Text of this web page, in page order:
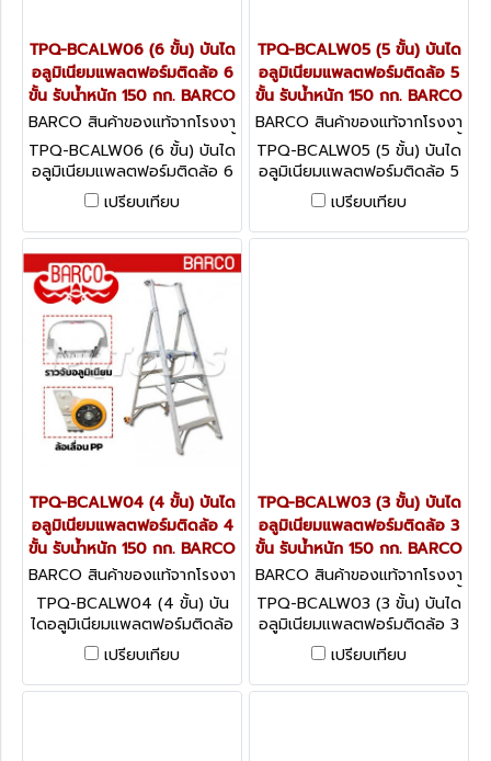
TPQ-BCALW06 (6 ขั้น) บันได
อลูมิเนียมแพลตฟอร์มติดล้อ 6
ขั้น รับน้ำหนัก 150 กก. BARCO
BARCO สินค้าของแท้จากโรงงา
นผู้ผลิต TPQ-BCALW06 (6 ขั้
น)
TPQ-BCALW06 (6 ขั้น) บันได
อลูมิเนียมแพลตฟอร์มติดล้อ 6
ขั้น รับน้ำหนัก 150 กก. BARCO
เปรียบเทียบ
TPQ-BCALW05 (5 ขั้น) บันได
อลูมิเนียมแพลตฟอร์มติดล้อ 5
ขั้น รับน้ำหนัก 150 กก. BARCO
BARCO สินค้าของแท้จากโรงงา
นผู้ผลิต TPQ-BCALW05 (5 ขั้
น)
TPQ-BCALW05 (5 ขั้น) บันได
อลูมิเนียมแพลตฟอร์มติดล้อ 5
ขั้น รับน้ำหนัก 150 กก. BARCO
เปรียบเทียบ
TPQ-BCALW04 (4 ขั้น) บันได
อลูมิเนียมแพลตฟอร์มติดล้อ 4
ขั้น รับน้ำหนัก 150 กก. BARCO
BARCO สินค้าของแท้จากโรงงา
นผู้ผลิต TPQ-BCALW04 (4
ขั้น)
TPQ-BCALW04 (4 ขั้น) บัน
ไดอลูมิเนียมแพลตฟอร์มติดล้อ
4 ขั้น รับน้ำหนัก 150 กก.
BARCO
เปรียบเทียบ
TPQ-BCALW03 (3 ขั้น) บันได
อลูมิเนียมแพลตฟอร์มติดล้อ 3
ขั้น รับน้ำหนัก 150 กก. BARCO
BARCO สินค้าของแท้จากโรงงา
นผู้ผลิต TPQ-BCALW03 (3 ขั้
น)
TPQ-BCALW03 (3 ขั้น) บันได
อลูมิเนียมแพลตฟอร์มติดล้อ 3
ขั้น รับน้ำหนัก 150 กก. BARCO
เปรียบเทียบ